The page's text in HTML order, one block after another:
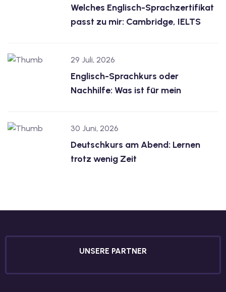
Welches Englisch-Sprachzertifikat
passt zu mir: Cambridge, IELTS
29 Juli, 2026
Englisch-Sprachkurs oder
Nachhilfe: Was ist für mein
30 Juni, 2026
Deutschkurs am Abend: Lernen
trotz wenig Zeit
UNSERE PARTNER